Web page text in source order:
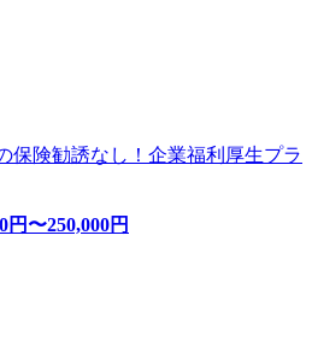
保険勧誘なし！企業福利厚生プラ
円〜250,000円